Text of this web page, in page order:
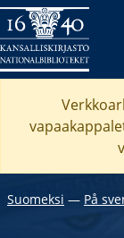
Suomeksi ― På